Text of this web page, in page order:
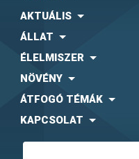
AKTUÁLIS
ÁLLAT
ÉLELMISZER
NÖVÉNY
ÁTFOGÓ TÉMÁK
KAPCSOLAT